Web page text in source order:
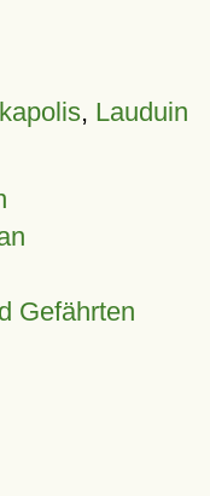
, Lauduin
Gefährten